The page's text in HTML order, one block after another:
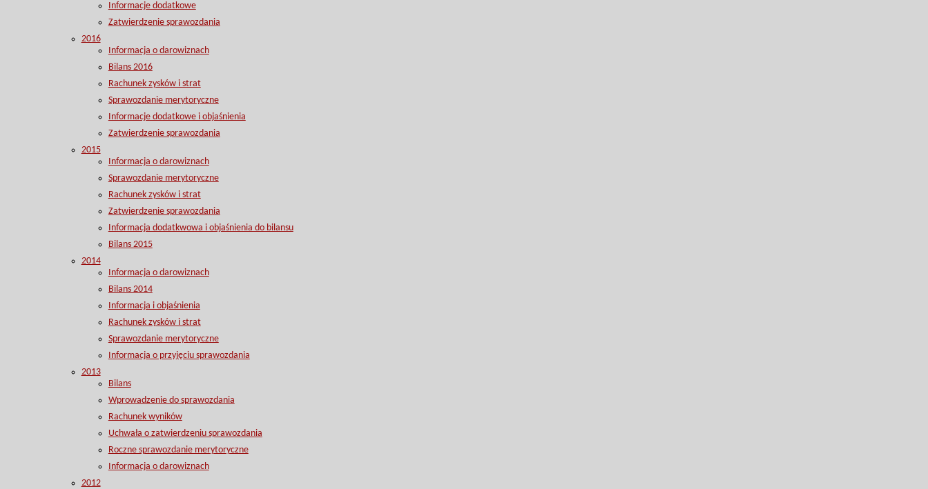
Informacje dodatkowe
Zatwierdzenie sprawozdania
2016
Informacja o darowiznach
Bilans 2016
Rachunek zysków i strat
Sprawozdanie merytoryczne
Informacje dodatkowe i objaśnienia
Zatwierdzenie sprawozdania
2015
Informacja o darowiznach
Sprawozdanie merytoryczne
Rachunek zysków i strat
Zatwierdzenie sprawozdania
Informacja dodatkwowa i objaśnienia do bilansu
Bilans 2015
2014
Informacja o darowiznach
Bilans 2014
Informacja i objaśnienia
Rachunek zysków i strat
Sprawozdanie merytoryczne
Informacja o przyjęciu sprawozdania
2013
Bilans
Wprowadzenie do sprawozdania
Rachunek wyników
Uchwała o zatwierdzeniu sprawozdania
Roczne sprawozdanie merytoryczne
Informacja o darowiznach
2012